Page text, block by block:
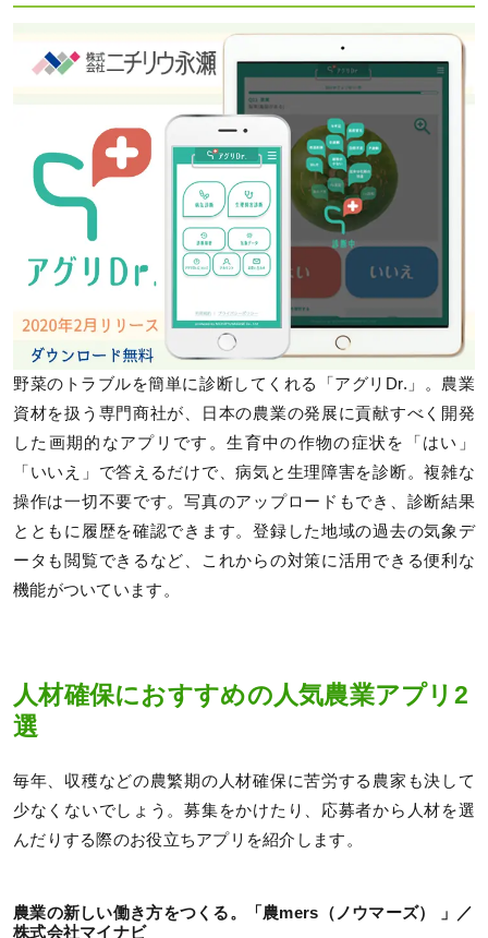
野菜のトラブルを簡単に診断してくれる「アグリDr.」。農業
資材を扱う専門商社が、日本の農業の発展に貢献すべく開発
した画期的なアプリです。生育中の作物の症状を「はい」
「いいえ」で答えるだけで、病気と生理障害を診断。複雑な
操作は一切不要です。写真のアップロードもでき、診断結果
とともに履歴を確認できます。登録した地域の過去の気象デ
ータも閲覧できるなど、これからの対策に活用できる便利な
機能がついています。
人材確保におすすめの人気農業アプリ2
選
毎年、収穫などの農繁期の人材確保に苦労する農家も決して
少なくないでしょう。募集をかけたり、応募者から人材を選
んだりする際のお役立ちアプリを紹介します。
農業の新しい働き方をつくる。「農mers（ノウマーズ） 」／
株式会社マイナビ